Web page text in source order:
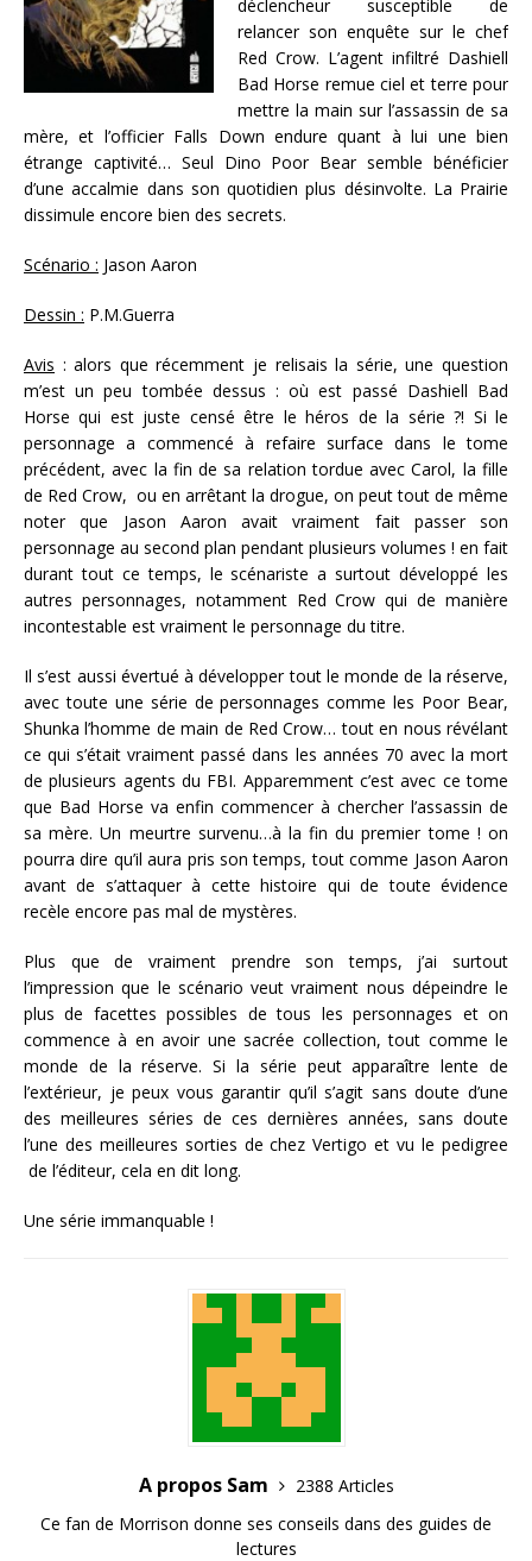
déclencheur susceptible de
relancer son enquête sur le chef
Red Crow. L’agent infiltré Dashiell
Bad Horse remue ciel et terre pour
mettre la main sur l’assassin de sa
mère, et l’officier Falls Down endure quant à lui une bien
étrange captivité… Seul Dino Poor Bear semble bénéficier
d’une accalmie dans son quotidien plus désinvolte. La Prairie
dissimule encore bien des secrets.
Scénario : Jason Aaron
Dessin : P.M.Guerra
Avis : alors que récemment je relisais la série, une question
m’est un peu tombée dessus : où est passé Dashiell Bad
Horse qui est juste censé être le héros de la série ?! Si le
personnage a commencé à refaire surface dans le tome
précédent, avec la fin de sa relation tordue avec Carol, la fille
de Red Crow, ou en arrêtant la drogue, on peut tout de même
noter que Jason Aaron avait vraiment fait passer son
personnage au second plan pendant plusieurs volumes ! en fait
durant tout ce temps, le scénariste a surtout développé les
autres personnages, notamment Red Crow qui de manière
incontestable est vraiment le personnage du titre.
Il s’est aussi évertué à développer tout le monde de la réserve,
avec toute une série de personnages comme les Poor Bear,
Shunka l’homme de main de Red Crow… tout en nous révélant
ce qui s’était vraiment passé dans les années 70 avec la mort
de plusieurs agents du FBI. Apparemment c’est avec ce tome
que Bad Horse va enfin commencer à chercher l’assassin de
sa mère. Un meurtre survenu…à la fin du premier tome ! on
pourra dire qu’il aura pris son temps, tout comme Jason Aaron
avant de s’attaquer à cette histoire qui de toute évidence
recèle encore pas mal de mystères.
Plus que de vraiment prendre son temps, j’ai surtout
l’impression que le scénario veut vraiment nous dépeindre le
plus de facettes possibles de tous les personnages et on
commence à en avoir une sacrée collection, tout comme le
monde de la réserve. Si la série peut apparaître lente de
l’extérieur, je peux vous garantir qu’il s’agit sans doute d’une
des meilleures séries de ces dernières années, sans doute
l’une des meilleures sorties de chez Vertigo et vu le pedigree
de l’éditeur, cela en dit long.
Une série immanquable !
A propos Sam
2388 Articles
Ce fan de Morrison donne ses conseils dans des guides de
lectures